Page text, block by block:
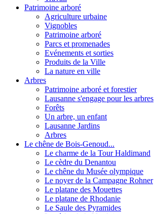
Patrimoine arboré
Agriculture urbaine
Vignobles
Patrimoine arboré
Parcs et promenades
Evénements et sorties
Produits de la Ville
La nature en ville
Arbres
Patrimoine arboré et forestier
Lausanne s'engage pour les arbres
Forêts
Un arbre, un enfant
Lausanne Jardins
Arbres
Le chêne de Bois-Genoud...
Le charme de la Tour Haldimand
Le cèdre du Denantou
Le chêne du Musée olympique
Le noyer de la Campagne Rohner
Le platane des Mouettes
Le platane de Rhodanie
Le Saule des Pyramides